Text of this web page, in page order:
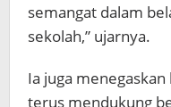
semangat dalam
sekolah,” ujarnya.
Ia juga
terus mendukung